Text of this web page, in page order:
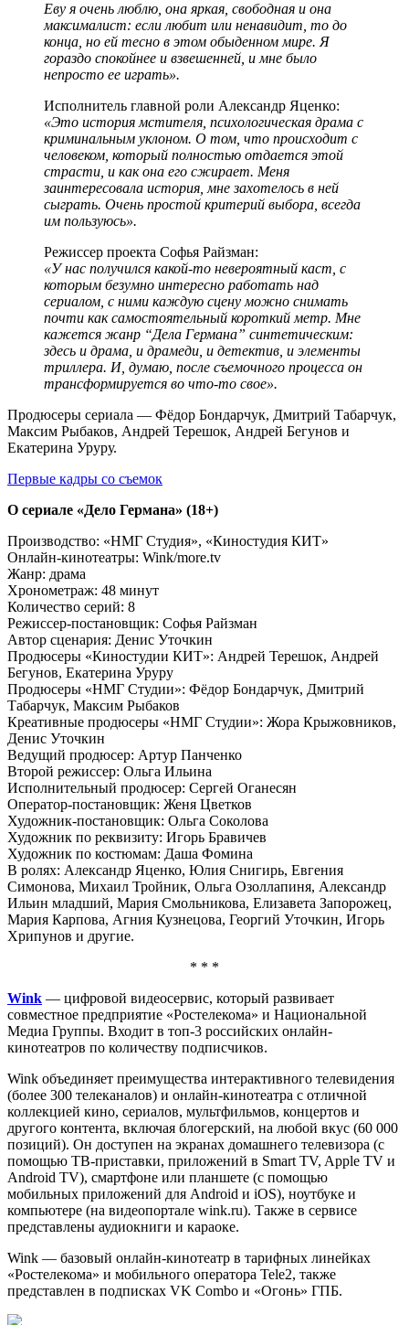
Еву я очень люблю, она яркая, свободная и она
максималист: если любит или ненавидит, то до
конца, но ей тесно в этом обыденном мире. Я
гораздо спокойнее и взвешенней, и мне было
непросто ее играть».
Исполнитель главной роли Александр Яценко:
«Это история мстителя, психологическая драма с
криминальным уклоном. О том, что происходит с
человеком, который полностью отдается этой
страсти, и как она его сжирает. Меня
заинтересовала история, мне захотелось в ней
сыграть. Очень простой критерий выбора, всегда
им пользуюсь».
Режиссер проекта Софья Райзман:
«У нас получился какой-то невероятный каст, с
которым безумно интересно работать над
сериалом, с ними каждую сцену можно снимать
почти как самостоятельный короткий метр. Мне
кажется жанр “Дела Германа” синтетическим:
здесь и драма, и драмеди, и детектив, и элементы
триллера. И, думаю, после съемочного процесса он
трансформируется во что-то свое».
Продюсеры сериала — Фёдор Бондарчук, Дмитрий Табарчук,
Максим Рыбаков, Андрей Терешок, Андрей Бегунов и
Екатерина Уруру.
Первые кадры со съемок
О сериале «Дело Германа» (18+)
Производство: «НМГ Студия», «Киностудия КИТ»
Онлайн-кинотеатры: Wink/more.tv
Жанр: драма
Хронометраж: 48 минут
Количество серий: 8
Режиссер-постановщик: Софья Райзман
Автор сценария: Денис Уточкин
Продюсеры «Киностудии КИТ»: Андрей Терешок, Андрей
Бегунов, Екатерина Уруру
Продюсеры «НМГ Студии»: Фёдор Бондарчук, Дмитрий
Табарчук, Максим Рыбаков
Креативные продюсеры «НМГ Студии»: Жора Крыжовников,
Денис Уточкин
Ведущий продюсер: Артур Панченко
Второй режиссер: Ольга Ильина
Исполнительный продюсер: Сергей Оганесян
Оператор-постановщик: Женя Цветков
Художник-постановщик: Ольга Соколова
Художник по реквизиту: Игорь Бравичев
Художник по костюмам: Даша Фомина
В ролях: Александр Яценко, Юлия Снигирь, Евгения
Симонова, Михаил Тройник, Ольга Озоллапиня, Александр
Ильин младший, Мария Смольникова, Елизавета Запорожец,
Мария Карпова, Агния Кузнецова, Георгий Уточкин, Игорь
Хрипунов и другие.
* * *
Wink — цифровой видеосервис, который развивает
совместное предприятие «Ростелекома» и Национальной
Медиа Группы. Входит в топ-3 российских онлайн-
кинотеатров по количеству подписчиков.
Wink объединяет преимущества интерактивного телевидения
(более 300 телеканалов) и онлайн-кинотеатра с отличной
коллекцией кино, сериалов, мультфильмов, концертов и
другого контента, включая блогерский, на любой вкус (60 000
позиций). Он доступен на экранах домашнего телевизора (с
помощью ТВ-приставки, приложений в Smart TV, Apple TV и
Android TV), смартфоне или планшете (с помощью
мобильных приложений для Android и iOS), ноутбуке и
компьютере (на видеопортале wink.ru). Также в сервисе
представлены аудиокниги и караоке.
Wink — базовый онлайн-кинотеатр в тарифных линейках
«Ростелекома» и мобильного оператора Tele2, также
представлен в подписках VK Combo и «Огонь» ГПБ.